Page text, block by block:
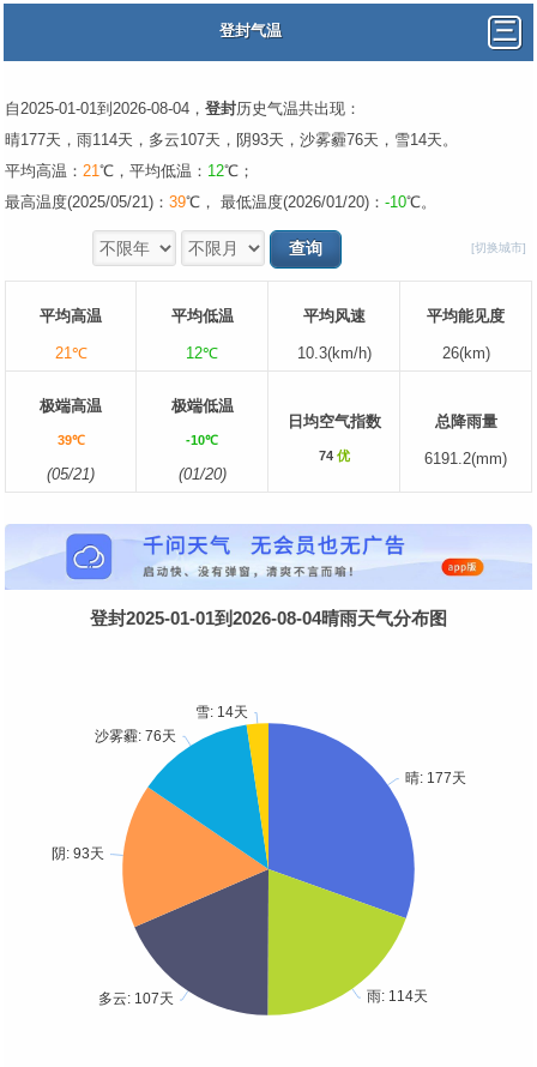
登封气温
自2025-01-01到2026-08-04， 登封历史气温共出现：
晴177天，雨114天，多云107天，阴93天，沙雾霾76天，雪14天。
平均高温： 21℃，平均低温： 12℃；
最高温度(2025/05/21)： 39℃， 最低温度(2026/01/20)： -10℃。
[切换城市]
平均高温
21℃
平均低温
12℃
平均风速
10.3(km/h)
平均能见度
26(km)
极端高温
39℃
(05/21)
极端低温
-10℃
(01/20)
日均空气指数
74 优
总降雨量
6191.2(mm)
登封2025-01-01到2026-08-04晴雨天气分布图